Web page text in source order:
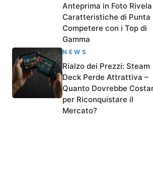
Anteprima in Foto Rivela
Caratteristiche di Punta
Competere con i Top di
Gamma
NEWS
Rialzo dei Prezzi: Steam
Deck Perde Attrattiva –
Quanto Dovrebbe
per Riconquistare il
Mercato?